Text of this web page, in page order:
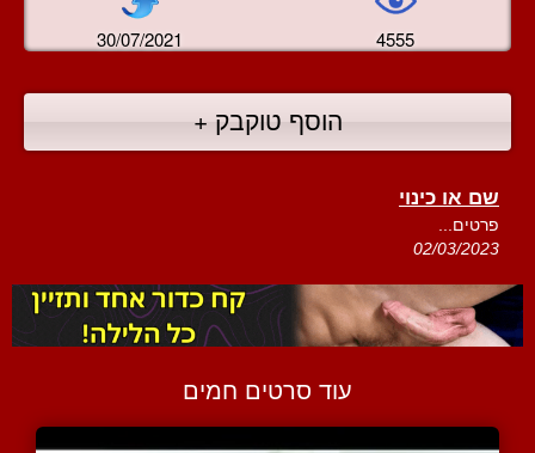
30/07/2021 4555
הוסף טוקבק +
שם או כינוי
פרטים...
02/03/2023
עוד סרטים חמים